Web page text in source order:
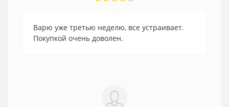
Варю уже третью неделю, все устраивает.
Покупкой очень доволен.